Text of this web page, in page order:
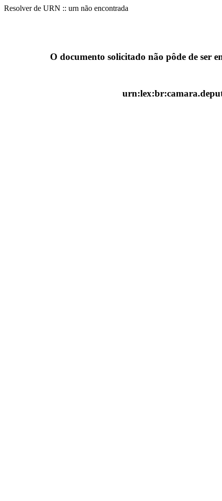
Resolver de URN :: urn não encontrada
O documento solicitado não pôde de ser